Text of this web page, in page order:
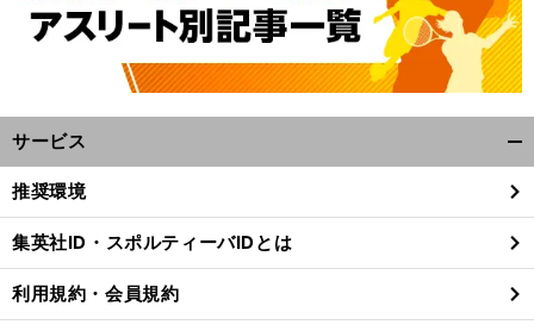
。
言
前
へ
サービス
閉
る
推奨環境
集英社ID・スポルティーバIDとは
利用規約・会員規約